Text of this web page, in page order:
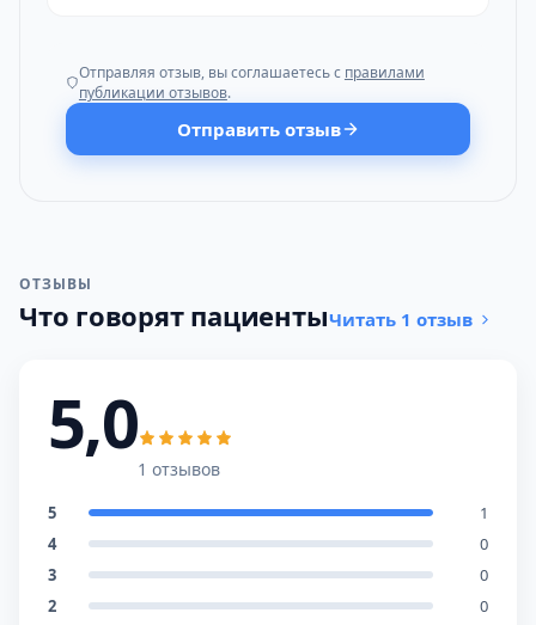
Отправляя отзыв, вы соглашаетесь с правилами
публикации отзывов.
Отправить отзыв
ОТЗЫВЫ
Что говорят пациентыЧитать 1 отзыв
5,0
1 отзывов
5
1
4
0
3
0
2
0